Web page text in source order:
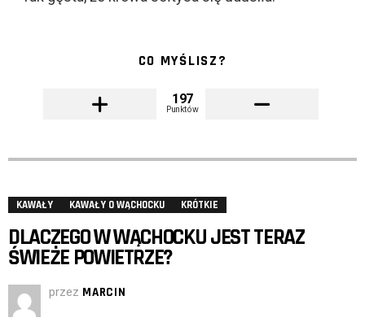
CO MYŚLISZ?
197
Punktów
KAWAŁY KAWAŁY O WĄCHOCKU KRÓTKIE
DLACZEGO W WĄCHOCKU JEST TERAZ
ŚWIEŻE POWIETRZE?
przez MARCIN